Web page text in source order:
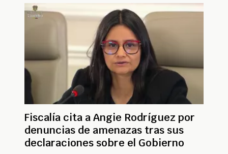
Fiscalía cita a Angie Rodríguez por
denuncias de amenazas tras sus
declaraciones sobre el Gobierno